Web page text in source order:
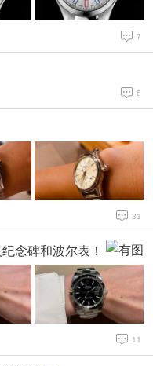
7
6
31
念碑和波尔表！
11